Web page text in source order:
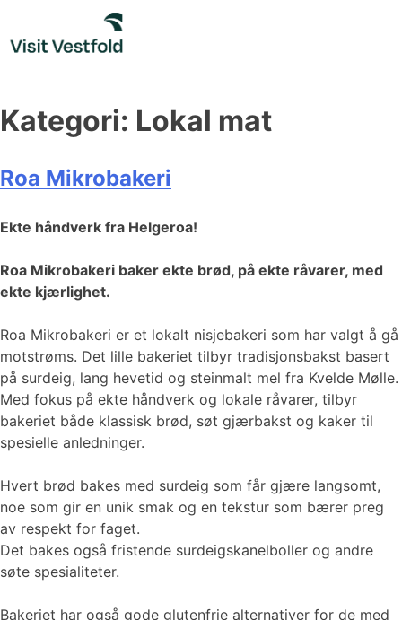
content
Kategori: Lokal mat
Roa Mikrobakeri
Ekte håndverk fra Helgeroa!
Roa Mikrobakeri baker ekte brød, på ekte råvarer, med
ekte kjærlighet.
Roa Mikrobakeri er et lokalt nisjebakeri som har valgt å gå
motstrøms. Det lille bakeriet tilbyr tradisjonsbakst basert
på surdeig, lang hevetid og steinmalt mel fra Kvelde Mølle.
Med fokus på ekte håndverk og lokale råvarer, tilbyr
bakeriet både klassisk brød, søt gjærbakst og kaker til
spesielle anledninger.
Hvert brød bakes med surdeig som får gjære langsomt,
noe som gir en unik smak og en tekstur som bærer preg
av respekt for faget.
Det bakes også fristende surdeigskanelboller og andre
søte spesialiteter.
Bakeriet har også gode glutenfrie alternativer for de med